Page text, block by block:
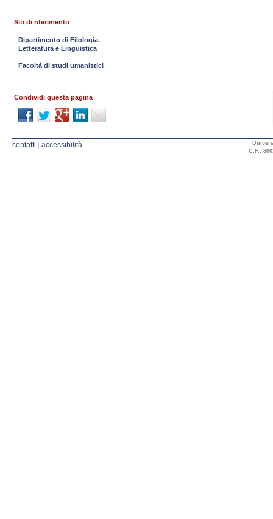
Siti di riferimento
Dipartimento di Filologia,
Letteratura e Linguistica
Facoltà di studi umanistici
Condividi questa pagina
contatti accessibilità
C.F.: